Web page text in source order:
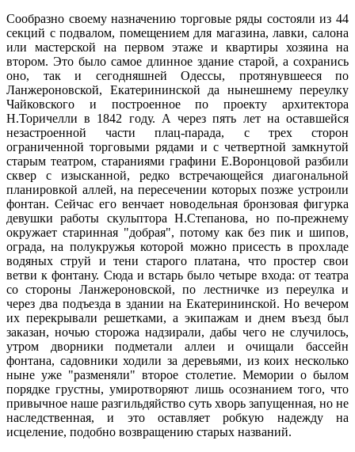
Сообразно своему назначению торговые ряды состояли из 44
секций с подвалом, помещением для магазина, лавки, салона
или мастерской на первом этаже и квартиры хозяина на
втором. Это было самое длинное здание старой, а сохранись
оно, так и сегодняшней Одессы, протянувшееся по
Ланжероновской, Екатерининской да нынешнему переулку
Чайковского и построенное по проекту архитектора
Н.Торичелли в 1842 году. А через пять лет на оставшейся
незастроенной части плац-парада, с трех сторон
ограниченной торговыми рядами и с четвертной замкнутой
старым театром, стараниями графини Е.Воронцовой разбили
сквер с изысканной, редко встречающейся диагональной
планировкой аллей, на пересечении которых позже устроили
фонтан. Сейчас его венчает новодельная бронзовая фигурка
девушки работы скульптора Н.Степанова, но по-прежнему
окружает старинная "добрая", потому как без пик и шипов,
ограда, на полукружья которой можно присесть в прохладе
водяных струй и тени старого платана, что простер свои
ветви к фонтану. Сюда и встарь было четыре входа: от театра
со стороны Ланжероновской, по лестничке из переулка и
через два подъезда в здании на Екатерининской. Но вечером
их перекрывали решетками, а экипажам и днем въезд был
заказан, ночью сторожа надзирали, дабы чего не случилось,
утром дворники подметали аллеи и очищали бассейн
фонтана, садовники ходили за деревьями, из коих несколько
ныне уже "разменяли" второе столетие. Мемории о былом
порядке грустны, умиротворяют лишь осознанием того, что
привычное наше разгильдяйство суть хворь запущенная, но не
наследственная, и это оставляет робкую надежду на
исцеление, подобно возвращению старых названий.